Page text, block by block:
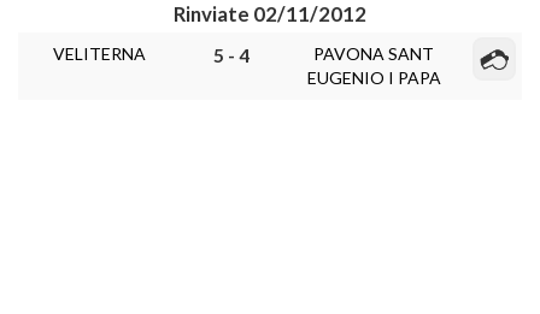
Rinviate 02/11/2012
VELITERNA 5 - 4
PAVONA SANT
EUGENIO I PAPA